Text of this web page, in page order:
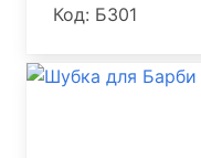
Код: Б301